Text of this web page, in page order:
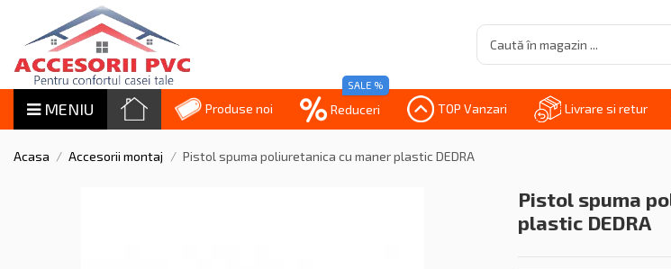
MENIU Produse noi Reduceri
SALE %
TOP Vanzari Livrare si retur
Acasa Accesorii montaj Pistol spuma poliuretanica cu maner plastic DEDRA
Pistol spuma
plastic DEDRA